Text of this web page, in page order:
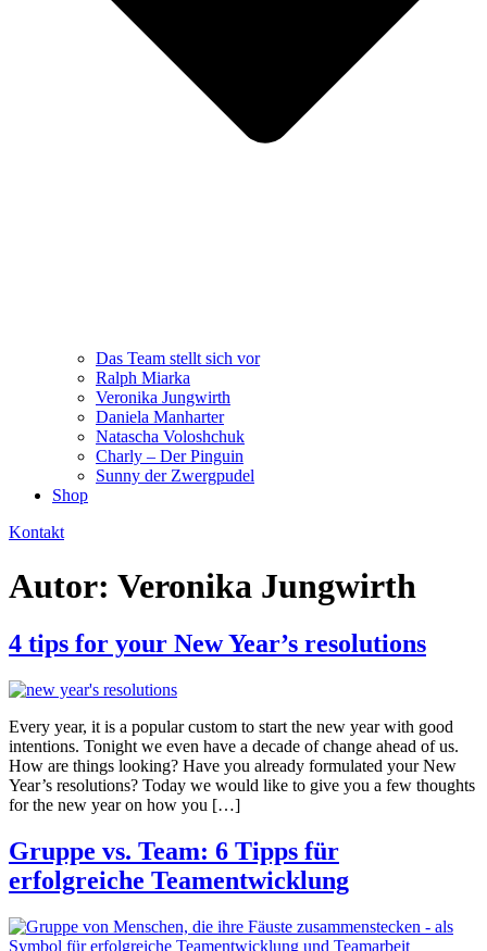
Das Team stellt sich vor
Ralph Miarka
Veronika Jungwirth
Daniela Manharter
Natascha Voloshchuk
Charly – Der Pinguin
Sunny der Zwergpudel
Shop
Kontakt
Autor: Veronika Jungwirth
4 tips for your New Year’s resolutions
Every year, it is a popular custom to start the new year with good
intentions. Tonight we even have a decade of change ahead of us.
How are things looking? Have you already formulated your New
Year’s resolutions? Today we would like to give you a few thoughts
for the new year on how you […]
Gruppe vs. Team: 6 Tipps für
erfolgreiche Teamentwicklung